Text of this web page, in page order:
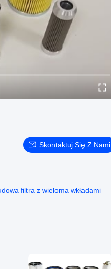
Skontaktuj Się Z Nami
filtra z wieloma wkładami